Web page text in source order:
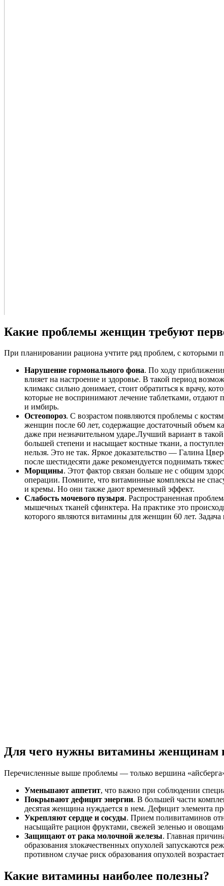
Какие проблемы женщин требуют
При планировании рациона учтите ряд проблем, с которыми
Нарушение гормонального фона. По ходу
влияет на настроение и здоровье. В такой период
климакс сильно донимает, стоит обратиться к врачу,
которые не воспринимают лечение таблетками, отдают
и имбирь.
Остеопороз. С возрастом появляются проблемы с
женщин после 60 лет, содержащие достаточный объем
даже при незначительном ударе.Лучший вариант в
большей степени и насыщает костные ткани, а
нельзя. Это не так. Яркое доказательство — Галина
после шестидесяти даже рекомендуется поднимать
Морщины. Этот фактор связан больше не с общим
операции. Помните, что витаминные комплексы не
и кремы. Но они также дают временный эффект.
Слабость мочевого пузыря. Распространенная
мышечных тканей сфинктера. На практике это
которого являются витамины для женщин 60 лет.
Для чего нужны витамины женщинам
Перечисленные выше проблемы — только вершина
Уменьшают аппетит, что важно при соблюдении
Покрывают дефицит энергии. В большей части
десятая женщина нуждается в нем. Дефицит элемента
Укрепляют сердце и сосуды. Прием поливитаминов
насыщайте рацион фруктами, свежей зеленью и
Защищают от рака молочной железы. Главная
образования злокачественных опухолей запускаются
противном случае риск образования опухолей
Какие витамины наиболее полезны?